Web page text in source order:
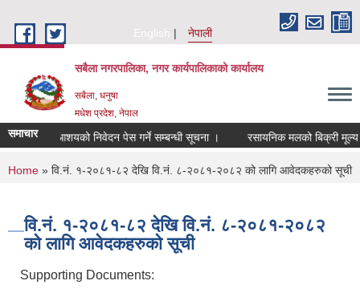
English
नेपाली
सबैला नगरपालिका, नगर कार्यपालिकाको कार्यालय
सबैला, धनुषा
मधेश प्रदेश, नेपाल
समाचारलागि आशयको निवेदन पेस गर्ने सम्बन्धी सूचना । रसायनिक मलको बिक्री मूल्य
You are here
Home » वि.नं. १-२०८१-८२ देखि वि.नं. ८-२०८१-२०८२ को लागि आवेदकहरुको सूची
वि.नं. १-२०८१-८२ देखि वि.नं. ८-२०८१-२०८२
को लागि आवेदकहरुको सूची
Supporting Documents: